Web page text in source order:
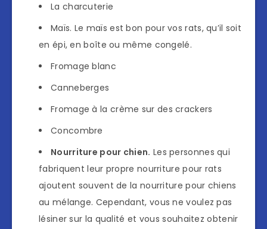
La charcuterie
Maïs. Le maïs est bon pour vos rats, qu’il soit
en épi, en boîte ou même congelé.
Fromage blanc
Canneberges
Fromage à la crème sur des crackers
Concombre
Nourriture pour chien. Les personnes qui
fabriquent leur propre nourriture pour rats
ajoutent souvent de la nourriture pour chiens
au mélange. Cependant, vous ne voulez pas
lésiner sur la qualité et vous souhaitez obtenir